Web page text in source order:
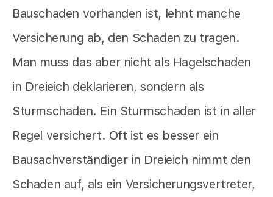
Bauschaden vorhanden ist, lehnt manche
Versicherung ab, den Schaden zu tragen.
Man muss das aber nicht als Hagelschaden
in Dreieich deklarieren, sondern als
Sturmschaden. Ein Sturmschaden ist in aller
Regel versichert. Oft ist es besser ein
Bausachverständiger in Dreieich nimmt den
Schaden auf, als ein Versicherungsvertreter,